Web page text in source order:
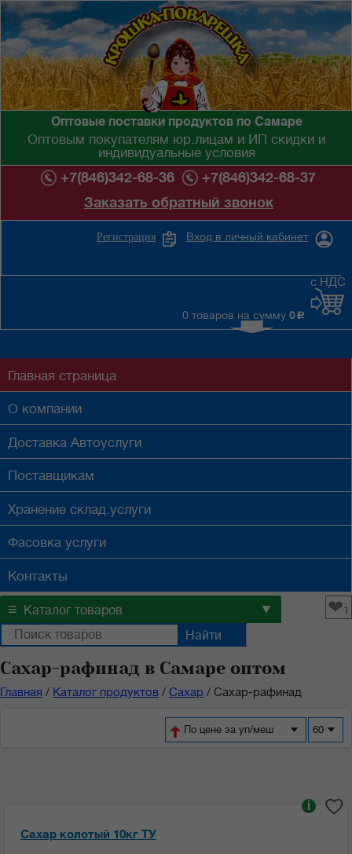
Оптовые поставки продуктов по Самаре
Оптовым покупателям юр.лицам и ИП скидки и
индивидуальные условия
+7(846)342-68-36
+7(846)342-68-37
Заказать обратный звонок
Вход в личный кабинет
Регистрация
0 товаров на сумму 0 c
с НДС
Главная страница
О компании
Доставка Автоуслуги
Поставщикам
Хранение склад.услуги
Фасовка услуги
Контакты
≡ Каталог товаров ▼ ❤1
Сахар-рафинад в Самаре оптом
Главная / Каталог продуктов / Сахар / Сахар-рафинад
60
По цене за уп/меш
Сахар колотый 10кг ТУ
i